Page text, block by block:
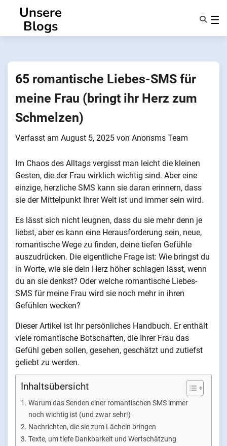
springen
Unsere
Blogs
Über Uns
65 romantische Liebes-SMS für
meine Frau (bringt ihr Herz zum
Schmelzen)
Verfasst am August 5, 2025 von Anonsms Team
Im Chaos des Alltags vergisst man leicht die kleinen
Gesten, die der Frau wirklich wichtig sind. Aber eine
einzige, herzliche SMS kann sie daran erinnern, dass
sie der Mittelpunkt Ihrer Welt ist und immer sein wird.
Es lässt sich nicht leugnen, dass du sie mehr denn je
liebst, aber es kann eine Herausforderung sein, neue,
romantische Wege zu finden, deine tiefen Gefühle
auszudrücken. Die eigentliche Frage ist: Wie bringst du
in Worte, wie sie dein Herz höher schlagen lässt, wenn
du an sie denkst? Oder welche romantische Liebes-
SMS für meine Frau wird sie noch mehr in ihren
Gefühlen wecken?
Dieser Artikel ist Ihr persönliches Handbuch. Er enthält
viele romantische Botschaften, die Ihrer Frau das
Gefühl geben sollen, gesehen, geschätzt und zutiefst
geliebt zu werden.
Inhaltsübersicht
Warum das Senden einer romantischen SMS immer
noch wichtig ist (und zwar sehr!)
Nachrichten, die sie zum Lächeln bringen
Texte, um tiefe Dankbarkeit und Wertschätzung